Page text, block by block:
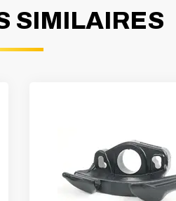
SIMILAIRES